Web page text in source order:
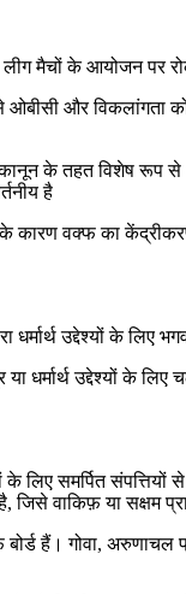
मैचों के आयोजन पर
और विकलांगता
के तहत विशेष रूप से
है
कारण वक्फ का
उद्देश्यों के लिए
या धर्मार्थ
के लिए समर्पित
जिसे वाकिफ़ या सक्षम
हैं। गोवा,